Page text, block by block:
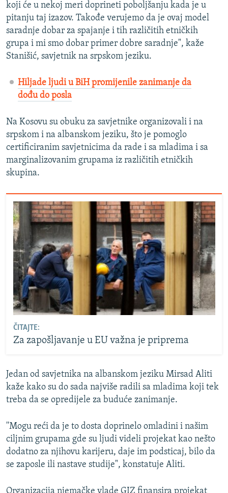
koji će u nekoj meri doprineti poboljšanju kada je u
pitanju taj izazov. Takođe verujemo da je ovaj model
saradnje dobar za spajanje i tih različitih etničkih
grupa i mi smo dobar primer dobre saradnje", kaže
Stanišić, savjetnik na srpskom jeziku.
Hiljade ljudi u BiH promijenile zanimanje da
dođu do posla
Na Kosovu su obuku za savjetnike organizovali i na
srpskom i na albanskom jeziku, što je pomoglo
certificiranim savjetnicima da rade i sa mladima i sa
marginalizovanim grupama iz različitih etničkih
skupina.
ČITAJTE:
Za zapošljavanje u EU važna je priprema
Jedan od savjetnika na albanskom jeziku Mirsad Aliti
kaže kako su do sada najviše radili sa mladima koji tek
treba da se opredijele za buduće zanimanje.
''Mogu reći da je to dosta doprinelo omladini i našim
ciljnim grupama gde su ljudi videli projekat kao nešto
dodatno za njihovu karijeru, daje im podsticaj, bilo da
se zaposle ili nastave studije", konstatuje Aliti.
Organizacija njemačke vlade GIZ finansira projekat